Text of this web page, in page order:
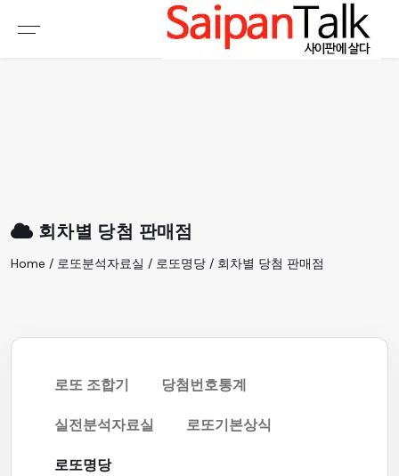
회차별 당첨 판매점
Home / 로또분석자료실 / 로또명당 / 회차별 당첨 판매점
로또 조합기
당첨번호통계
실전분석자료실
로또기본상식
로또명당
여행정보
생활정보
갤러리 & 동영상